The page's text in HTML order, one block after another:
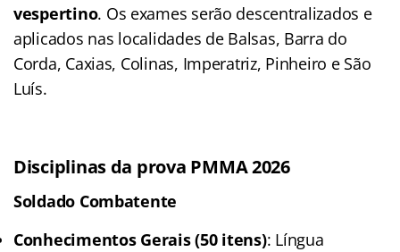
vespertino. Os exames serão descentralizados e
aplicados nas localidades de Balsas, Barra do
Corda, Caxias, Colinas, Imperatriz, Pinheiro e São
Luís.
Disciplinas da prova PMMA 2026
Soldado Combatente
Conhecimentos Gerais (50 itens): Língua